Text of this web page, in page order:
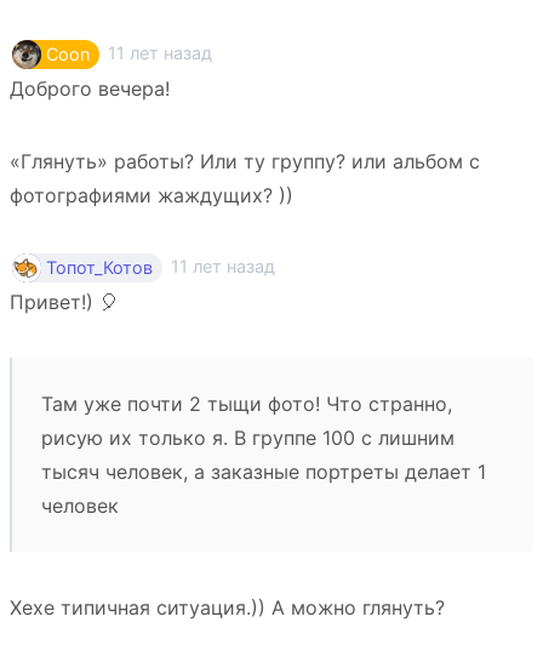
Coon 11 лет назад
Доброго вечера!
«Глянуть» работы? Или ту группу? или альбом с
фотографиями жаждущих? ))
Топот_Котов 11 лет назад
Привет!) 🎈
Там уже почти 2 тыщи фото! Что странно,
рисую их только я. В группе 100 с лишним
тысяч человек, а заказные портреты делает 1
человек
Хехе типичная ситуация.)) А можно глянуть?